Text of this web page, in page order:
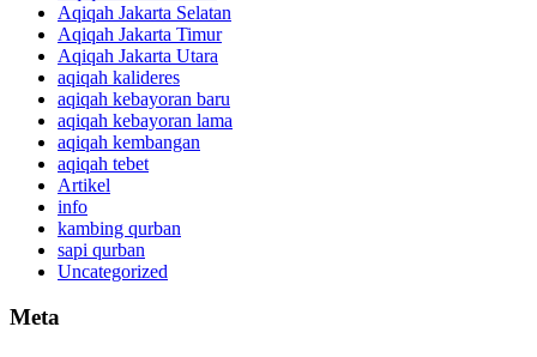
Aqiqah Jakarta Selatan
Aqiqah Jakarta Timur
Aqiqah Jakarta Utara
aqiqah kalideres
aqiqah kebayoran baru
aqiqah kebayoran lama
aqiqah kembangan
aqiqah tebet
Artikel
info
kambing qurban
sapi qurban
Uncategorized
Meta